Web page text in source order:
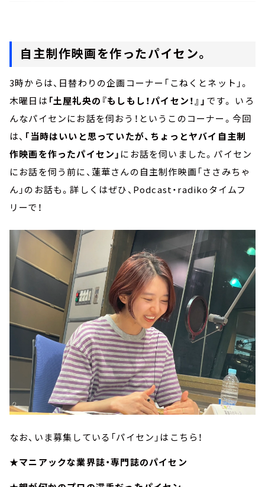
自主制作映画を作ったパイセン。
3時からは、日替わりの企画コーナー「こねくとネット」。
木曜日は 「土屋礼央の『もしもし！パイセン！』」 です。 いろ
んなパイセンにお話を伺おう！というこのコーナー。今回
は、 「当時はいいと思っていたが、ちょっとヤバイ自主制
作映画を作ったパイセン」 にお話を伺いました。パイセン
にお話を伺う前に、蓮華さんの自主制作映画「ささみちゃ
ん」のお話も。詳しくはぜひ、Podcast・radikoタイムフ
リーで！
なお、いま募集している「パイセン」はこちら！
★マニアックな業界誌・専門誌のパイセン